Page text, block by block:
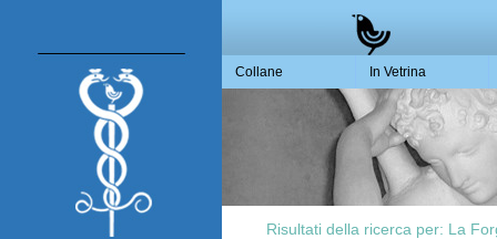
Collane In Vetrina
Risultati della ricerca per: La